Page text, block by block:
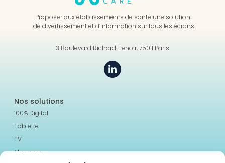
Proposer aux établissements de santé une solution
de divertissement et d’information sur tous les écrans.
3 Boulevard Richard-Lenoir, 75011 Paris
Nos solutions
100% Digital
Tablette
TV
Manager